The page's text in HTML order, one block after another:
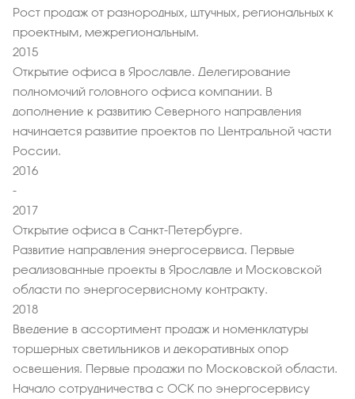
Рост продаж от разнородных, штучных, региональных к
проектным, межрегиональным.
2015
Открытие офиса в Ярославле. Делегирование
полномочий головного офиса компании. В
дополнение к развитию Северного направления
начинается развитие проектов по Центральной части
России.
2016
-
2017
Открытие офиса в Санкт-Петербурге.
Развитие направления энергосервиса. Первые
реализованные проекты в Ярославле и Московской
области по энергосервисному контракту.
2018
Введение в ассортимент продаж и номенклатуры
торшерных светильников и декоративных опор
освещения. Первые продажи по Московской области.
Начало сотрудничества с ОСК по энергосервису